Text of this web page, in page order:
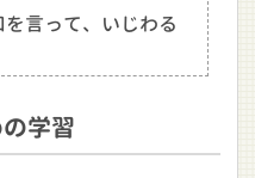
言って、いじわる
学習